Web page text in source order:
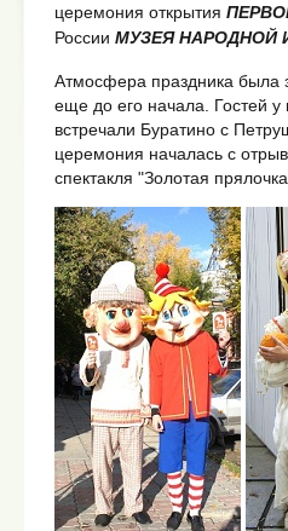
церемония открытия
России МУЗЕЯ НАРОДНОЙ
Атмосфера праздника была
еще до его начала. Гостей у
встречали Буратино с
церемония началась с
спектакля "Золотая